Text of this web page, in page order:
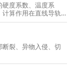
硬度系数、温度系
算作用在直线导轨
计算静态安全系数时
重作用的场合,以及
裂、异物入侵、切